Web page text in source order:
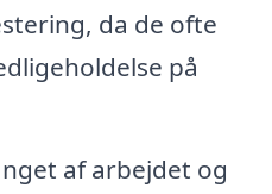
da de ofte
på
af arbejdet og